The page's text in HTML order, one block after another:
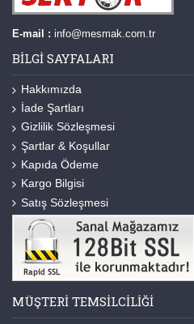
E-mail : info@mesmak.com.tr
BILGI SAYFALARI
Hakkımızda
İade Şartları
Gizlilik Sözleşmesi
Şartlar & Koşullar
Kapıda Ödeme
Kargo Bilgisi
Satış Sözleşmesi
MÜŞTERI TEMSILCILIĞI